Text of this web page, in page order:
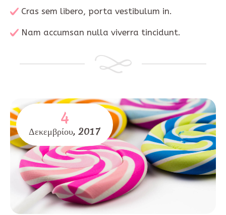
Cras sem libero, porta vestibulum in.
Nam accumsan nulla viverra tincidunt.
4
Δεκεμβρίου, 2017